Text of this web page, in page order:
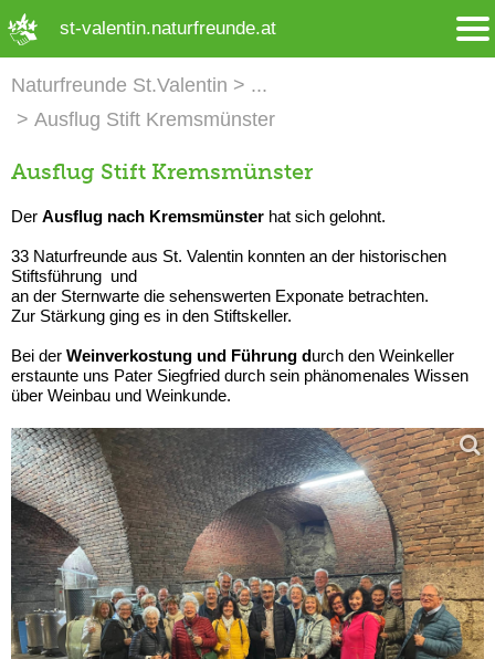
st-valentin.naturfreunde.at
Naturfreunde St.Valentin
Ausflug Stift Kremsmünster
Ausflug Stift Kremsmünster
Der Ausflug nach Kremsmünster hat sich gelohnt.
33 Naturfreunde aus St. Valentin konnten an der historischen
Stiftsführung und
an der Sternwarte die sehenswerten Exponate betrachten.
Zur Stärkung ging es in den Stiftskeller.
Bei der Weinverkostung und Führung durch den Weinkeller
erstaunte uns Pater Siegfried durch sein phänomenales Wissen
über Weinbau und Weinkunde.